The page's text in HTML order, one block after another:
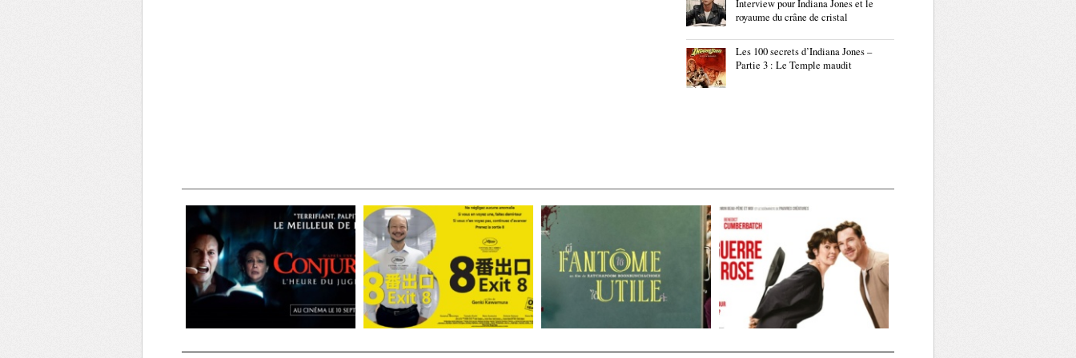
Interview pour Indiana Jones et le
royaume du crâne de cristal
Les 100 secrets d’Indiana Jones –
Partie 3 : Le Temple maudit